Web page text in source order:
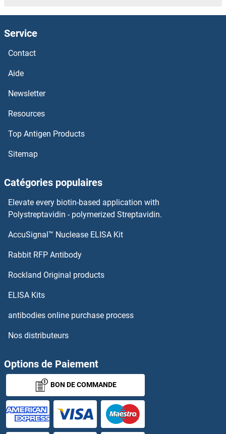
SLC25A14 Anticorps
slc25a13 Anticorps
SLC25A12 Anticorps
SLC24A6 Anticorps
SLC25A29 Anticorps
SLC25A32 Anticorps
SLC25A33 Anticorps
SLC25A34 Anticorps
SLC25A35 Anticorps
SLC25A37 Anticorps
SLC25A38 Anticorps
Service
Contact
Aide
Newsletter
Resources
Top Antigen Products
Sitemap
Catégories populaires
Elevate every biotin-based application with
Polystreptavidin - polymerized Streptavidin.
AccuSignal™ Nuclease ELISA Kit
Rabbit RFP Antibody
Rockland Original products
ELISA Kits
antibodies online purchase process
Nos distributeurs
Options de Paiement
BON DE COMMANDE